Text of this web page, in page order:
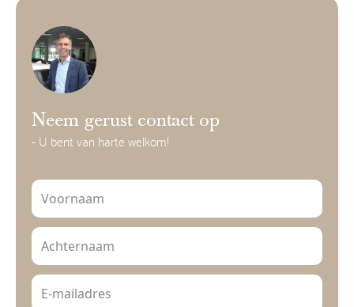
Neem gerust contact op
- U bent van harte welkom!